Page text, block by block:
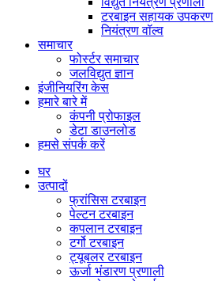
टरबाइन सहायक उपकरण
नियंत्रण वॉल्व
समाचार
फोर्स्टर समाचार
जलविद्युत ज्ञान
इंजीनियरिंग केस
हमारे बारे में
कंपनी प्रोफाइल
डेटा डाउनलोड
हमसे संपर्क करें
घर
उत्पादों
फ्रांसिस टरबाइन
पेल्टन टरबाइन
कपलान टरबाइन
टर्गो टरबाइन
ट्यूबलर टरबाइन
ऊर्जा भंडारण प्रणाली